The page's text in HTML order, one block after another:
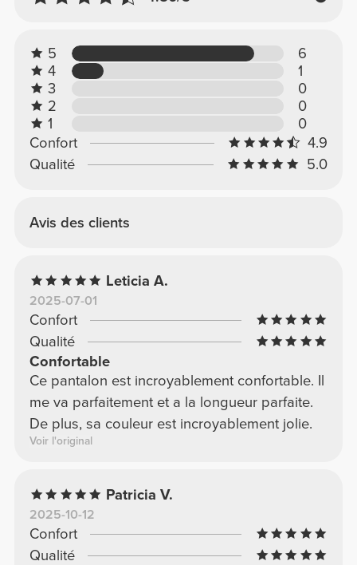
5
6
4
1
3
0
2
0
1
0
Confort
4.9
Qualité
5.0
Avis des clients
Leticia A.
2025-07-01
Confort
Qualité
Confortable
Ce pantalon est incroyablement confortable. Il
me va parfaitement et a la longueur parfaite.
De plus, sa couleur est incroyablement jolie.
Voir l'original
Patricia V.
2025-10-12
Confort
Qualité